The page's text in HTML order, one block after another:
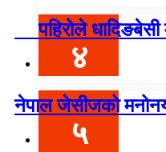
पहिरोले
४
नेपाल जेसीजको
५